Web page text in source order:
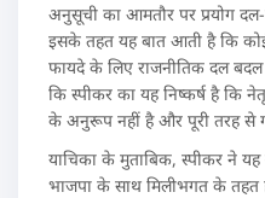
अनुसूची का आमतौर पर प्रयोग
इसके तहत यह बात आती है कि
फायदे के लिए राजनीतिक दल
कि स्पीकर का यह निष्कर्ष है कि
के अनुरूप नहीं है और पूरी तरह से
याचिका के मुताबिक, स्पीकर ने यह
भाजपा के साथ मिलीभगत के तहत